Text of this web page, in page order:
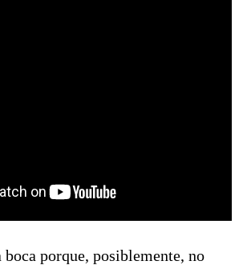
porque, posiblemente, no